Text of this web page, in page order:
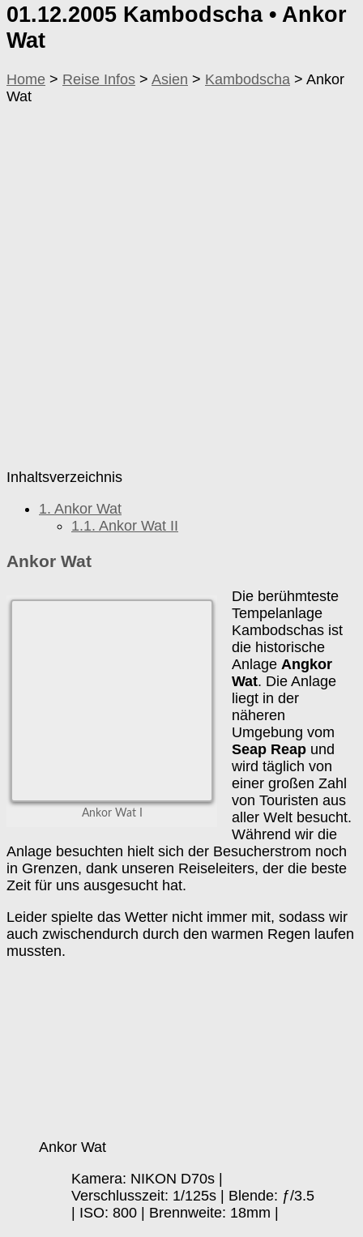
01.12.2005 Kambodscha • Ankor
Wat
Home > Reise Infos > Asien > Kambodscha > Ankor
Wat
Inhaltsverzeichnis
1. Ankor Wat
1.1. Ankor Wat II
Ankor Wat
Ankor Wat I
Die berühmteste
Tempelanlage
Kambodschas ist
die historische
Anlage Angkor
Wat. Die Anlage
liegt in der
näheren
Umgebung vom
Seap Reap und
wird täglich von
einer großen Zahl
von Touristen aus
aller Welt besucht.
Während wir die
Anlage besuchten hielt sich der Besucherstrom noch
in Grenzen, dank unseren Reiseleiters, der die beste
Zeit für uns ausgesucht hat.
Leider spielte das Wetter nicht immer mit, sodass wir
auch zwischendurch durch den warmen Regen laufen
mussten.
Ankor Wat
Kamera: NIKON D70s |
Verschlusszeit: 1/125s | Blende: ƒ/3.5
| ISO: 800 | Brennweite: 18mm |